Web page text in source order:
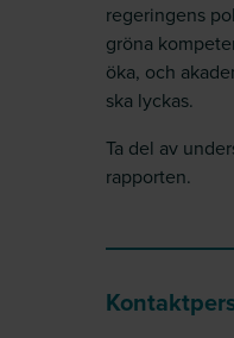
regeringens
gröna
öka, och
ska lyckas.
Ta del av
rapporten.